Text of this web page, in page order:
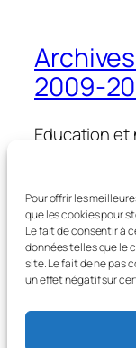
Pour offrir les
que les cookies pour
Le fait de consentir à
données telles que le
site. Le fait de ne pas
un effet négatif sur
2009-
Education et
et formation
Blog
À propos
FAQ